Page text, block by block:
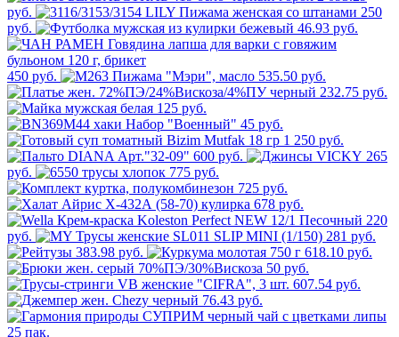
руб.
250
руб.
46.93 руб.
450 руб.
535.50 руб.
232.75 руб.
125 руб.
45 руб.
1 250 руб.
600 руб.
265
руб.
775 руб.
725 руб.
678 руб.
220
руб.
281 руб.
383.98 руб.
618.10 руб.
50 руб.
607.54 руб.
76.43 руб.